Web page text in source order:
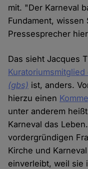
mit. "Der Karneval
Fundament,
Pressesprecher
Das sieht Jacques
Kuratoriumsmitglied
(gbs) ist, anders.
hierzu einen
unter anderem
Karneval das
vordergründigen
Kirche und
einverleibt, weil sie